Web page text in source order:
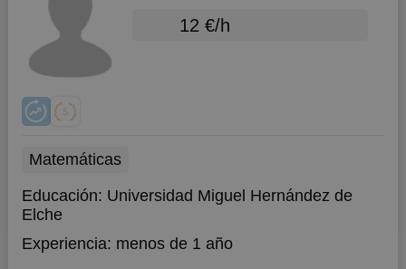
12 €/h
Matemáticas
Educación: Universidad Miguel Hernández de
Elche
Experiencia: menos de 1 año